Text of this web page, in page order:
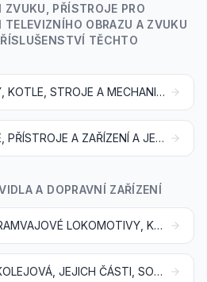
ZVUKU, PŘÍSTROJE PRO
TELEVIZNÍHO OBRAZU A ZVUKU
TĚCHTO
JADERNÉ REAKTORY, KOTLE, STROJE A MECHANICKÁ ZAŘÍZENÍ; JEJICH ČÁSTI A SOUČÁSTI
ELEKTRICKÉ STROJE, PŘÍSTROJE A ZAŘÍZENÍ A JEJICH ČÁSTI A SOUČÁSTI; PŘÍSTROJE PRO ZÁZNAM A REPRODUKCI ZVUKU, PŘÍSTROJE PRO ZÁZNAM A REPRODUKCI TELEVIZNÍHO OBRAZU A ZVUKU A ČÁSTI, SOUČÁSTI A PŘÍSLUŠENSTVÍ TĚCHTO PŘÍSTROJŮ
A DOPRAVNÍ ZAŘÍZENÍ
ŽELEZNIČNÍ NEBO TRAMVAJOVÉ LOKOMOTIVY, KOLEJOVÁ VOZIDLA A JEJICH ČÁSTI A SOUČÁSTI; KOLEJOVÝ SVRŠKOVÝ UPEVŇOVACÍ MATERIÁL A UPEVŇOVACÍ ZAŘÍZENÍ A JEJICH ČÁSTI A SOUČÁSTI; MECHANICKÁ (VČETNĚ ELEKTROMECHANICKÝCH) DOPRAVNÍ SIGNALIZAČNÍ ZAŘÍZENÍ VŠEHO DRUHU
VOZIDLA, JINÁ NEŽ KOLEJOVÁ, JEJICH ČÁSTI, SOUČÁSTI A PŘÍSLUŠENSTVÍ